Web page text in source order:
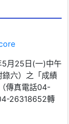
5月25日(一)中午
六）之「成績
傳真電話04-
26318652轉